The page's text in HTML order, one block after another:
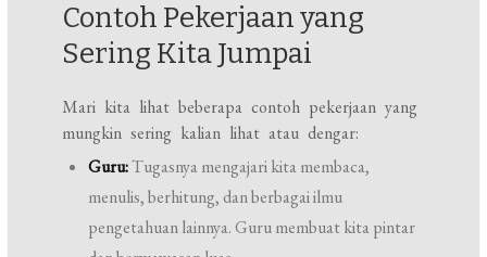
Contoh Pekerjaan yang
Sering Kita Jumpai
Mari kita lihat beberapa contoh pekerjaan yang
mungkin sering kalian lihat atau dengar:
Guru:Tugasnya mengajari kita membaca,
menulis, berhitung, dan berbagai ilmu
pengetahuan lainnya. Guru membuat kita pintar